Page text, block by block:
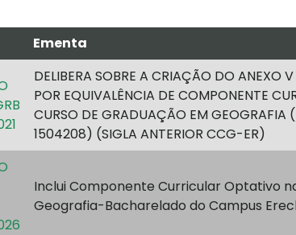
Ementa
DELIBERA SOBRE A CRIAÇÃO DO ANEXO
POR EQUIVALÊNCIA DE COMPONENTE
CURSO DE GRADUAÇÃO EM GEOGRAFIA
1504208) (SIGLA ANTERIOR CCG-ER)
Inclui Componente Curricular Optativo
Geografia-Bacharelado do Campus